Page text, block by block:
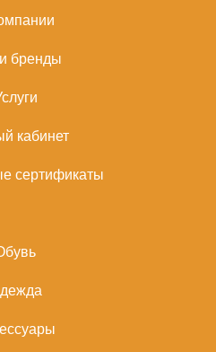
бренды
кабинет
сертификаты